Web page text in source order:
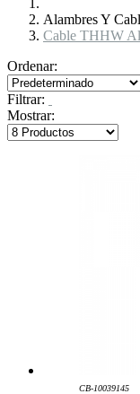
Alambres Y
Cable THHW
Ordenar:
Filtrar:
Mostrar:
CB-10039145